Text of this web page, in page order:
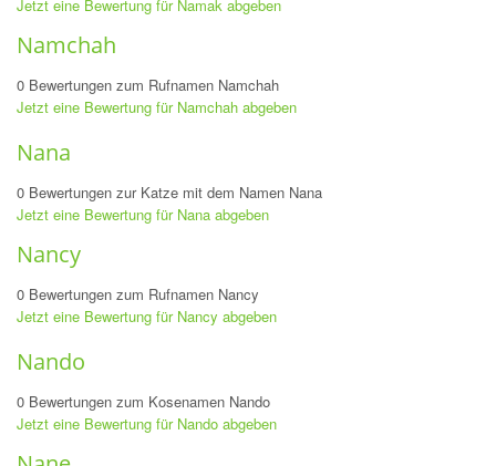
Jetzt eine Bewertung für Namak abgeben
Namchah
0 Bewertungen zum Rufnamen Namchah
Jetzt eine Bewertung für Namchah abgeben
Nana
0 Bewertungen zur Katze mit dem Namen Nana
Jetzt eine Bewertung für Nana abgeben
Nancy
0 Bewertungen zum Rufnamen Nancy
Jetzt eine Bewertung für Nancy abgeben
Nando
0 Bewertungen zum Kosenamen Nando
Jetzt eine Bewertung für Nando abgeben